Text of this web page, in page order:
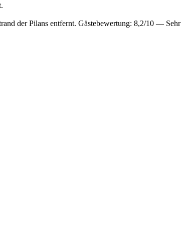
der Pilans entfernt. Gästebewertung: 8,2/10 — Sehr